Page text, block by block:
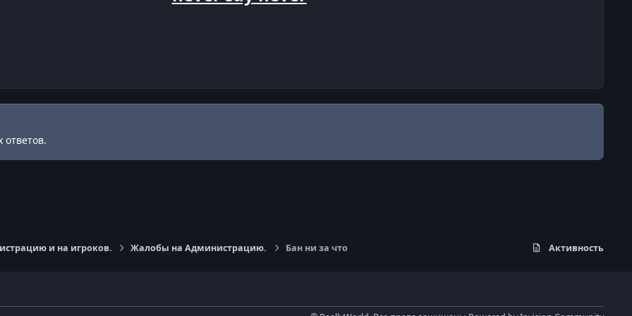
и на игроков. Жалобы на Администрацию. Бан ни за что Активность